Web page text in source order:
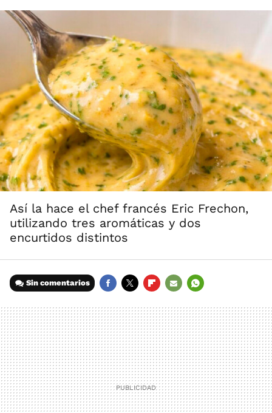
Así la hace el chef francés Eric Frechon,
utilizando tres aromáticas y dos
encurtidos distintos
Sin comentarios
MAIL